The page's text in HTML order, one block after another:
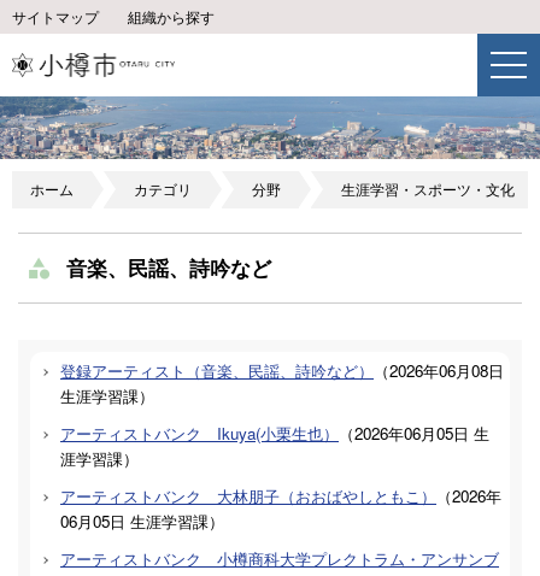
サイトマップ 組織から探す
ホーム カテゴリ 分野 生涯学習・スポーツ・文化
音楽、民謡、詩吟など
登録アーティスト（音楽、民謡、詩吟など） （2026年06月08日
生涯学習課）
アーティストバンク Ikuya(小栗生也）
（2026年06月05日 生
涯学習課）
アーティストバンク 大林朋子（おおばやしともこ）
（2026年
06月05日 生涯学習課）
アーティストバンク 小樽商科大学プレクトラム・アンサンブ